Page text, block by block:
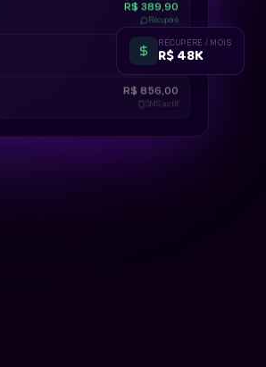
R$ 389,90
Récupéré
R$ 1.249
Récupéré
R$ 856,00
SMS actif
RÉCUPÉRÉ / MOIS
R$ 48K